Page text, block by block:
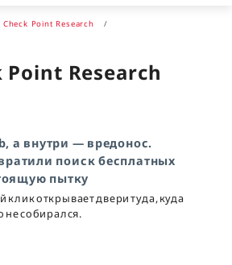
Check Point Research
Point Research
а внутри — вредонос.
поиск бесплатных
пытку
открывает двери туда, куда
не собирался.